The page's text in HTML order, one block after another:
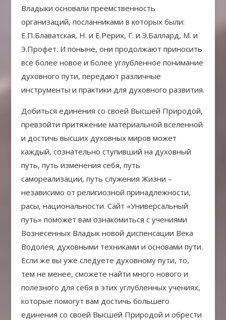
Владыки основали преемственность
организаций, посланниками в которых были:
Е.П.Блаватская, Н. и Е.Рерих, Г. и Э.Баллард, М. и
Э.Профет. И поныне, они продолжают приносить
все более новое и более углубленное понимание
духовного пути, передают различные
инструменты и практики для духовного развития.
Добиться единения со своей Высшей Природой,
превзойти притяжение материальной вселенной
и достичь высших духовных миров может
каждый, сознательно ступивший на духовный
путь, путь изменения себя, путь
самореализации, путь служения Жизни –
независимо от религиозной принадлежности,
расы, национальности. Сайт «Универсальный
путь» поможет вам ознакомиться с учениями
Вознесенных Владык новой диспенсации Века
Водолея, духовными техниками и основами пути.
Если же вы уже следуете духовному пути, то,
тем не менее, сможете найти много нового и
полезного для себя в этих углубленных учениях,
которые помогут вам достичь большего
единения со своей Высшей Природой и обрести